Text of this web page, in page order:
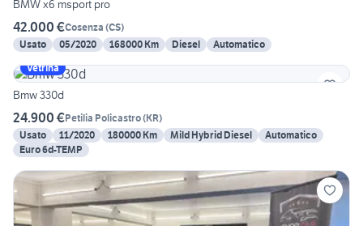
BMW x6 msport pro
42.000 €Cosenza (CS)
Usato
05/2020 168000 Km Diesel
Automatico
Vetrina
Bmw 330d
24.900 €Petilia Policastro(KR)
Usato
11/2020 180000 Km Mild Hybrid Diesel
Automatico
Euro 6d-TEMP